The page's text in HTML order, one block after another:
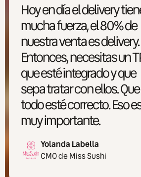
el delivery tiene
el 80% de
es delivery.
un TPV
y que
ellos. Que
Eso es
Sushi
Yo